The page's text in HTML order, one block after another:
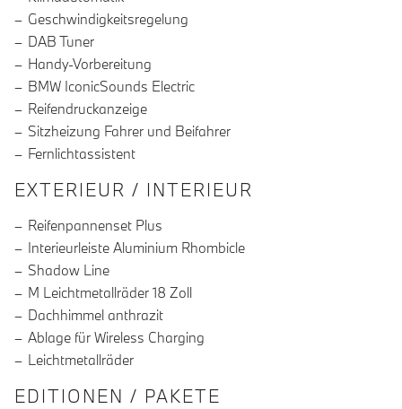
Geschwindigkeitsregelung
DAB Tuner
Handy-Vorbereitung
BMW IconicSounds Electric
Reifendruckanzeige
Sitzheizung Fahrer und Beifahrer
Fernlichtassistent
EXTERIEUR / INTERIEUR
Reifenpannenset Plus
Interieurleiste Aluminium Rhombicle
Shadow Line
M Leichtmetallräder 18 Zoll
Dachhimmel anthrazit
Ablage für Wireless Charging
Leichtmetallräder
EDITIONEN / PAKETE